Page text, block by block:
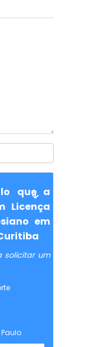
que a
Licença
em
solicitar um